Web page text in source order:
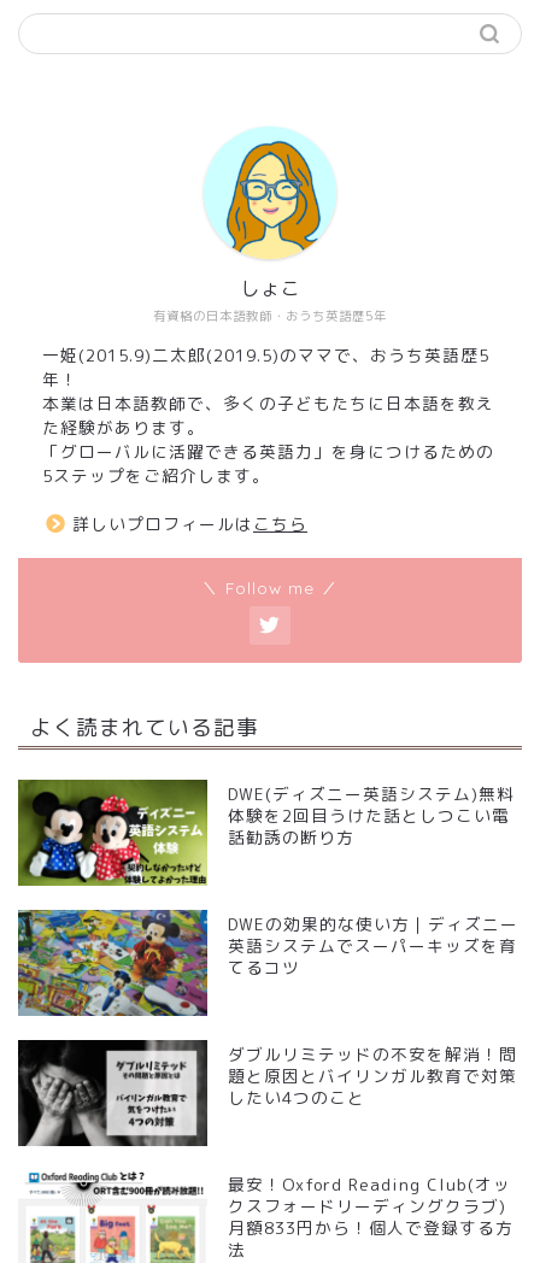
有資格の日本語教師・おうち英語歴5年
しょこ
一姫(2015.9)二太郎(2019.5)のママで、おうち英語歴5
年！
本業は日本語教師で、多くの子どもたちに日本語を教え
た経験があります。
「グローバルに活躍できる英語力」を身につけるための
5ステップをご紹介します。
詳しいプロフィールは こちら
＼ Follow me ／
よく読まれている記事
DWE(ディズニー英語システム)無料
体験を2回目うけた話としつこい電
話勧誘の断り方
DWEの効果的な使い方｜ディズニー
英語システムでスーパーキッズを育
てるコツ
ダブルリミテッドの不安を解消！問
題と原因とバイリンガル教育で対策
したい4つのこと
最安！Oxford Reading Club(オッ
クスフォードリーディングクラブ)
月額833円から！個人で登録する方
法